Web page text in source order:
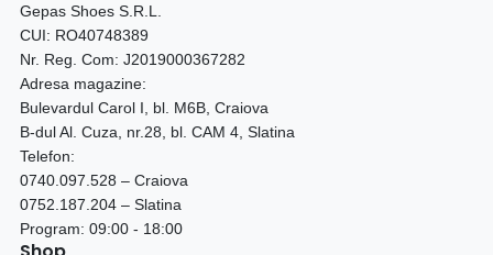
Gepas Shoes S.R.L.
CUI: RO40748389
Nr. Reg. Com: J2019000367282
Adresa magazine:
Bulevardul Carol I, bl. M6B, Craiova
B-dul Al. Cuza, nr.28, bl. CAM 4, Slatina
Telefon:
0740.097.528 – Craiova
0752.187.204 – Slatina
Program: 09:00 - 18:00